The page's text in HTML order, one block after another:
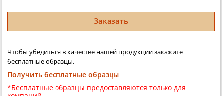
Заказать
Чтобы убедиться в качестве нашей продукции закажите
бесплатные образцы.
Получить бесплатные образцы
*Бесплатные образцы предоставляются только для